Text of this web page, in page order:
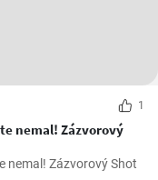
1
Zázvorový
Takýto DOMÁCI ZÁZVOROVÝ SIRUP si ešte nemal! Zázvorový Shot